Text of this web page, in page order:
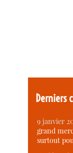
Derniers
9 janvier
grand
surtout